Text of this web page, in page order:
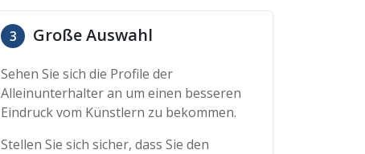
3 Große Auswahl
Sehen Sie sich die Profile der
Alleinunterhalter an um einen besseren
Eindruck vom Künstlern zu bekommen.
Stellen Sie sich sicher, dass Sie den